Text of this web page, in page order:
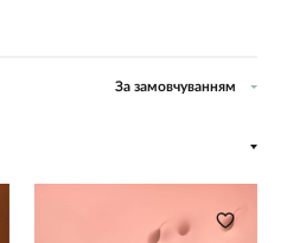
За замовчуванням